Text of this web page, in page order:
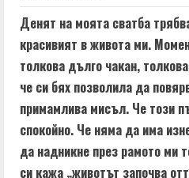
Денят на моята сватба
красивият в живота ми.
толкова дълго чакан,
че си бях позволила да
примамлива мисъл. Че този
спокойно. Че няма да има
да надникне през рамото ми
си кажа „животът започва